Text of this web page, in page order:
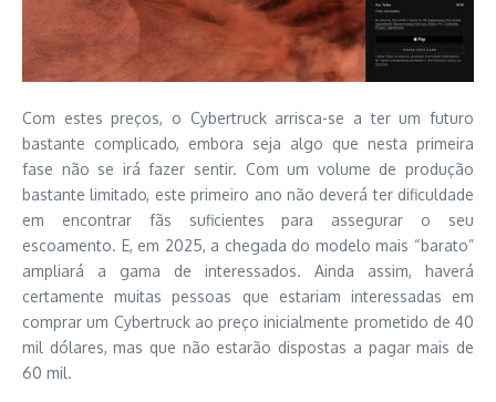
Com estes preços, o Cybertruck arrisca-se a ter um futuro
bastante complicado, embora seja algo que nesta primeira
fase não se irá fazer sentir. Com um volume de produção
bastante limitado, este primeiro ano não deverá ter dificuldade
em encontrar fãs suficientes para assegurar o seu
escoamento. E, em 2025, a chegada do modelo mais “barato”
ampliará a gama de interessados. Ainda assim, haverá
certamente muitas pessoas que estariam interessadas em
comprar um Cybertruck ao preço inicialmente prometido de 40
mil dólares, mas que não estarão dispostas a pagar mais de
60 mil.